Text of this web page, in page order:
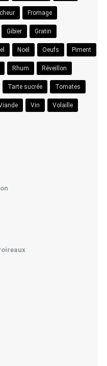
Fromage
Gibier Gratin
Noël Oeufs Piment
Rhum Réveillon
Tarte sucrée Tomates
Vin Volaille